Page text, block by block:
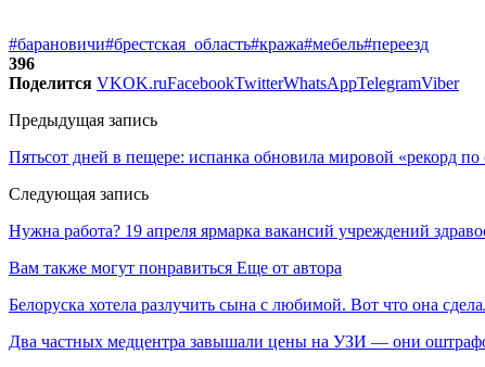
#барановичи#брестская_область#кража#мебель#переезд
396
Поделится VKOK.ruFacebookTwitterWhatsAppTelegramViber
Предыдущая запись
Пятьсот дней в пещере: испанка обновила мировой «рекорд по
Следующая запись
Нужна работа? 19 апреля ярмарка вакансий учреждений
Вам также могут понравиться Еще от автора
Белоруска хотела разлучить сына с любимой. Вот что она
Два частных медцентра завышали цены на УЗИ — они